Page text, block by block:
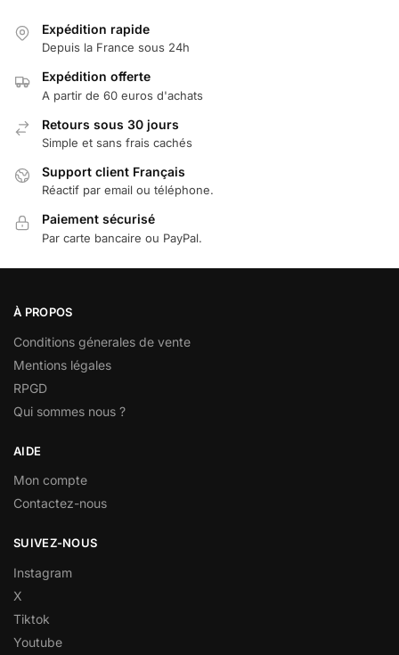
Expédition rapide
Depuis la France sous 24h
Expédition offerte
A partir de 60 euros d'achats
Retours sous 30 jours
Simple et sans frais cachés
Support client Français
Réactif par email ou téléphone.
Paiement sécurisé
Par carte bancaire ou PayPal.
À PROPOS
Conditions génerales de vente
Mentions légales
RPGD
Qui sommes nous ?
AIDE
Mon compte
Contactez-nous
SUIVEZ-NOUS
Instagram
X
Tiktok
Youtube